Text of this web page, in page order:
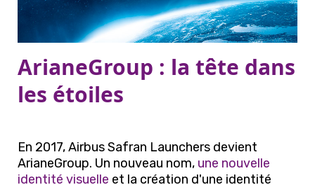
ArianeGroup : la tête dans
les étoiles
En 2017, Airbus Safran Launchers devient
ArianeGroup. Un nouveau nom, une nouvelle
identité visuelle et la création d'une identité